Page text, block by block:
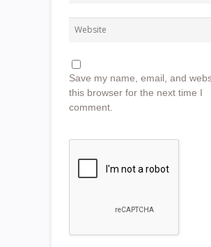
Save my name, email, and
this browser for the next time I
comment.